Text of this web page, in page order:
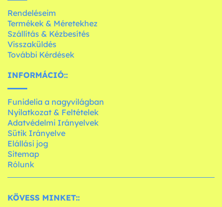
Rendeléseim
Termékek & Méretekhez
Szállítás & Kézbesítés
Visszaküldés
További Kérdések
INFORMÁCIÓ::
Funidelia a nagyvilágban
Nyilatkozat & Feltételek
Adatvédelmi Irányelvek
Sütik Irányelve
Elállási jog
Sitemap
Rólunk
KÖVESS MINKET::